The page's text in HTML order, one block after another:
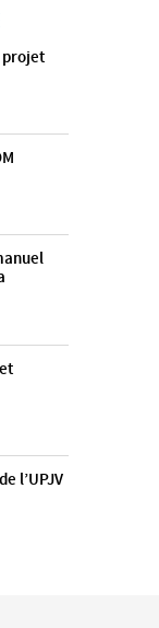
projet
l’UPJV